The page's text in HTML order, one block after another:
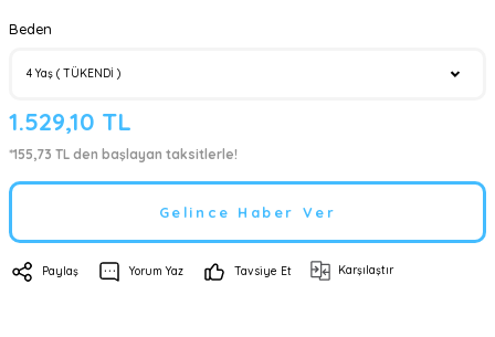
Beden
1.529,10 TL
*155,73 TL den başlayan taksitlerle!
Gelince Haber Ver
Paylaş Yorum Yaz Tavsiye Et Karşılaştır